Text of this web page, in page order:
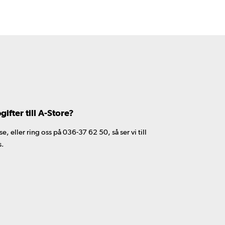
till A-Store?
eller ring oss på 036-37 62 50, så ser vi till